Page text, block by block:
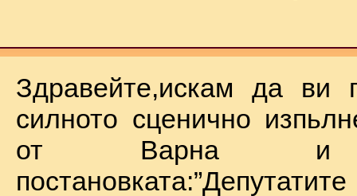
Здравейте,искам да ви
силното сценично
от Варна и